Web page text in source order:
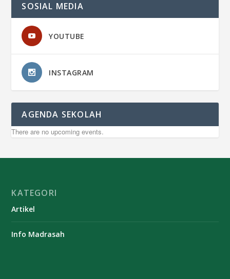
SOSIAL MEDIA
YOUTUBE
INSTAGRAM
AGENDA SEKOLAH
There are no upcoming events.
KATEGORI
Artikel
Info Madrasah